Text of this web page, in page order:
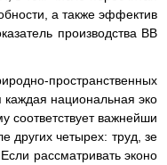
а также эффектив
производства ВВ
пространственных
каждая национальная эко
соответствует важнейши
других четырех: труд, зе
рассматривать эконо